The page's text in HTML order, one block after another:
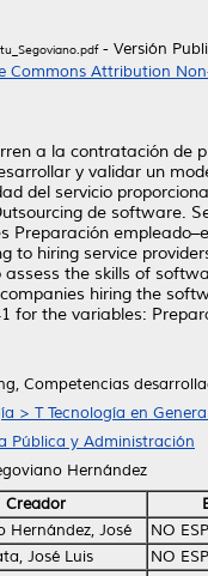
- Versión
Commons Attribution
a la contratación de
y validar un
del servicio
de software.
Preparación
to hiring service
the skills of
hiring the
for the variables:
Competencias
> T Tecnología en
Pública y Administración
Hernández
Creador
Hernández, José
NO
José Luis
NO